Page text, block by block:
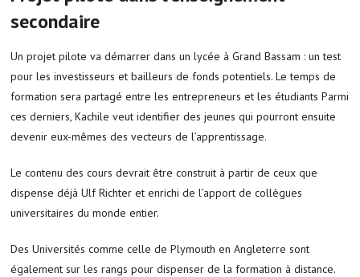
secondaire
Un projet pilote va démarrer dans un lycée à Grand Bassam : un test
pour les investisseurs et bailleurs de fonds potentiels. Le temps de
formation sera partagé entre les entrepreneurs et les étudiants Parmi
ces derniers, Kachile veut identifier des jeunes qui pourront ensuite
devenir eux-mêmes des vecteurs de l’apprentissage.
Le contenu des cours devrait être construit à partir de ceux que
dispense déjà Ulf Richter et enrichi de l’apport de collègues
universitaires du monde entier.
Des Universités comme celle de Plymouth en Angleterre sont
également sur les rangs pour dispenser de la formation à distance.